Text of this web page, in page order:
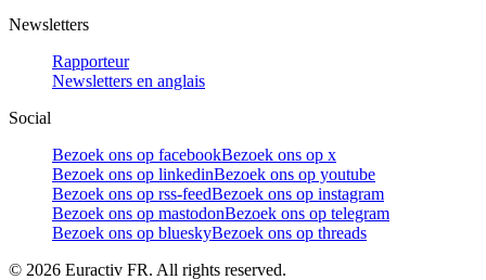
Newsletters
Rapporteur
Newsletters en anglais
Social
Bezoek ons op facebookBezoek ons op x
Bezoek ons op linkedinBezoek ons op youtube
Bezoek ons op rss-feedBezoek ons op instagram
Bezoek ons op mastodonBezoek ons op telegram
Bezoek ons op blueskyBezoek ons op threads
© 2026 Euractiv FR. All rights reserved.